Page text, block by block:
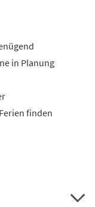
in Planung
finden